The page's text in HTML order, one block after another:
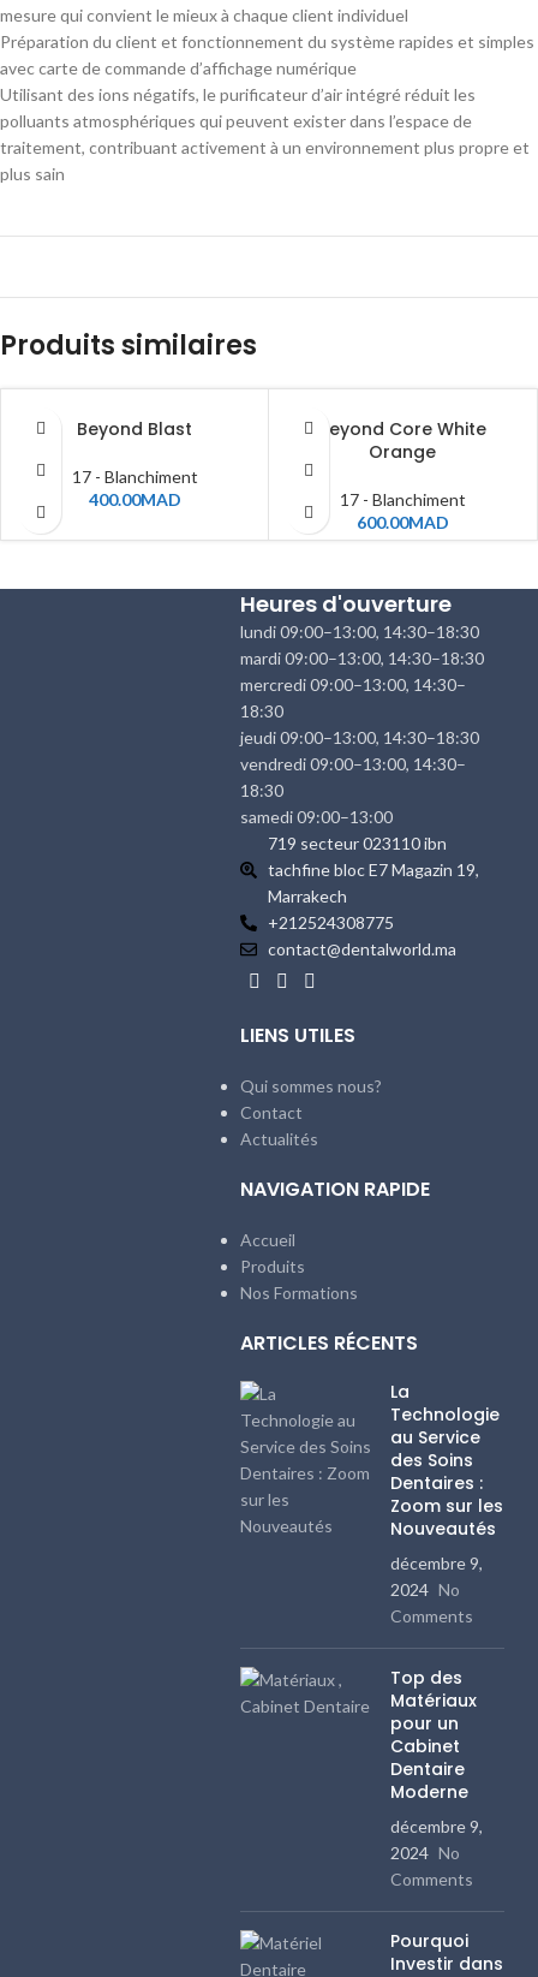
mesure qui convient le mieux à chaque client individuel
Préparation du client et fonctionnement du système rapides et simples
avec carte de commande d’affichage numérique
Utilisant des ions négatifs, le purificateur d’air intégré réduit les
polluants atmosphériques qui peuvent exister dans l’espace de
traitement, contribuant activement à un environnement plus propre et
plus sain
Produits similaires
Beyond Blast
17 - Blanchiment
400.00MAD
Beyond Core White
Orange
17 - Blanchiment
600.00MAD
Heures d'ouverture
lundi 09:00–13:00, 14:30–18:30
mardi 09:00–13:00, 14:30–18:30
mercredi 09:00–13:00, 14:30–
18:30
jeudi 09:00–13:00, 14:30–18:30
vendredi 09:00–13:00, 14:30–
18:30
samedi 09:00–13:00
719 secteur 023110 ibn
tachfine bloc E7 Magazin 19,
Marrakech
+212524308775
contact@dentalworld.ma
LIENS UTILES
Qui sommes nous?
Contact
Actualités
NAVIGATION RAPIDE
Accueil
Produits
Nos Formations
ARTICLES RÉCENTS
La
Technologie
au Service
des Soins
Dentaires :
Zoom sur les
Nouveautés
décembre 9,
2024 No
Comments
Top des
Matériaux
pour un
Cabinet
Dentaire
Moderne
décembre 9,
2024 No
Comments
Pourquoi
Investir dans